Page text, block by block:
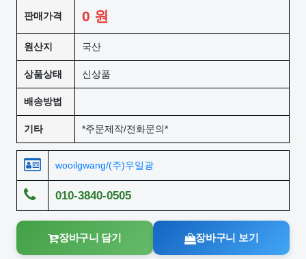
판매가격 0 원
원산지 국산
상품상태 신상품
배송방법
기타 *주문제작/전화문의*
wooilgwang/(주)우일광
010-3840-0505
장바구니 담기 장바구니 보기